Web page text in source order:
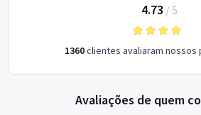
4.73 / 5
1360clientes avaliaram nossos
Avaliações de quem